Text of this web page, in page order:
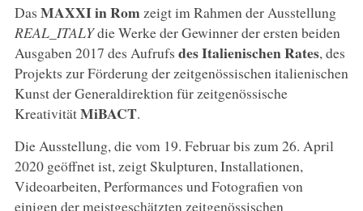
Das MAXXI in Rom zeigt im Rahmen der Ausstellung
REAL_ITALYdie Werke der Gewinner der ersten beiden
Ausgaben 2017 des Aufrufs des Italienischen Rates, des
Projekts zur Förderung der zeitgenössischen italienischen
Kunst der Generaldirektion für zeitgenössische
KreativitätMiBACT.
Die Ausstellung, die vom 19. Februar bis zum 26. April
2020 geöffnet ist, zeigt Skulpturen, Installationen,
Videoarbeiten, Performances und Fotografien von
einigen der meistgeschätzten zeitgenössischen